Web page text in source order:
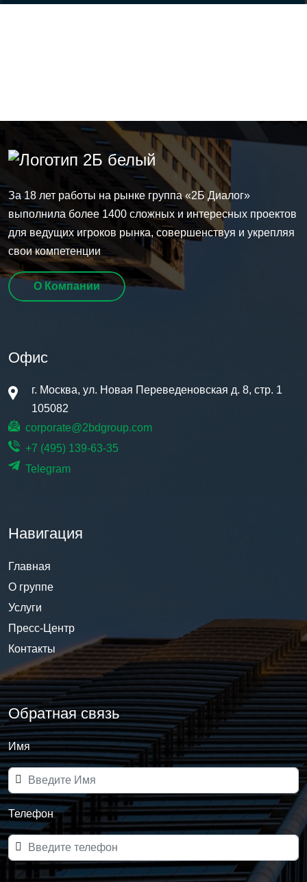
За 18 лет работы на рынке группа«2Б Диалог»
выполнила более 1400 сложных и интересных проектов
для ведущих игроков рынка, совершенствуя и укрепляя
свои компетенции
О Компании
Офис
г. Москва, ул. Новая Переведеновская д. 8, стр. 1
105082
corporate@2bdgroup.com
+7 (495) 139-63-35
Telegram
Навигация
Главная
О группе
Услуги
Пресс-Центр
Контакты
Обратная связь
Имя
Телефон